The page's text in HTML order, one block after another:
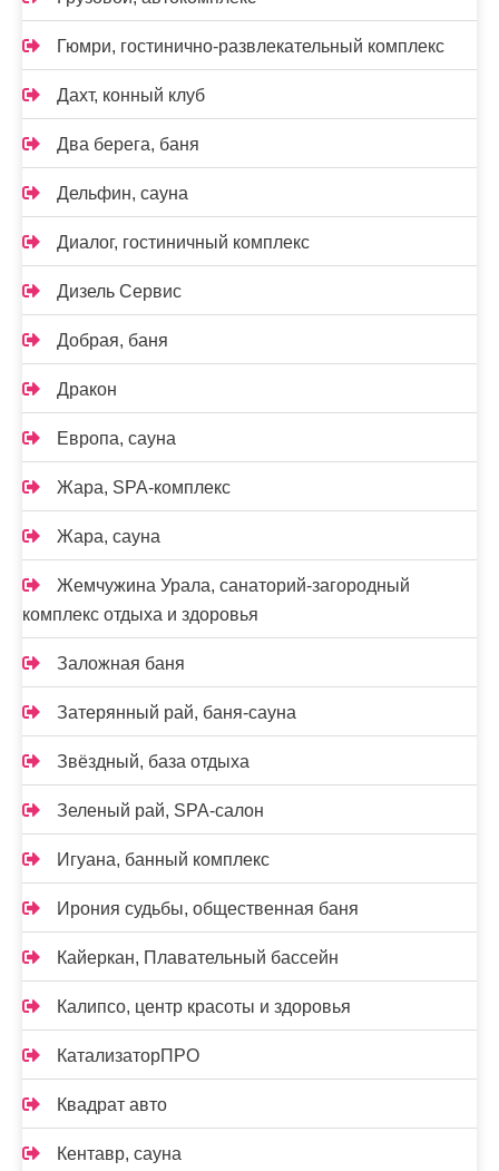
Гюмри, гостинично-развлекательный комплекс
Дахт, конный клуб
Два берега, баня
Дельфин, сауна
Диалог, гостиничный комплекс
Дизель Сервис
Добрая, баня
Дракон
Европа, сауна
Жара, SPA-комплекс
Жара, сауна
Жемчужина Урала, санаторий-загородный
комплекс отдыха и здоровья
Заложная баня
Затерянный рай, баня-сауна
Звёздный, база отдыха
Зеленый рай, SPA-салон
Игуана, банный комплекс
Ирония судьбы, общественная баня
Кайеркан, Плавательный бассейн
Калипсо, центр красоты и здоровья
КатализаторПРО
Квадрат авто
Кентавр, сауна